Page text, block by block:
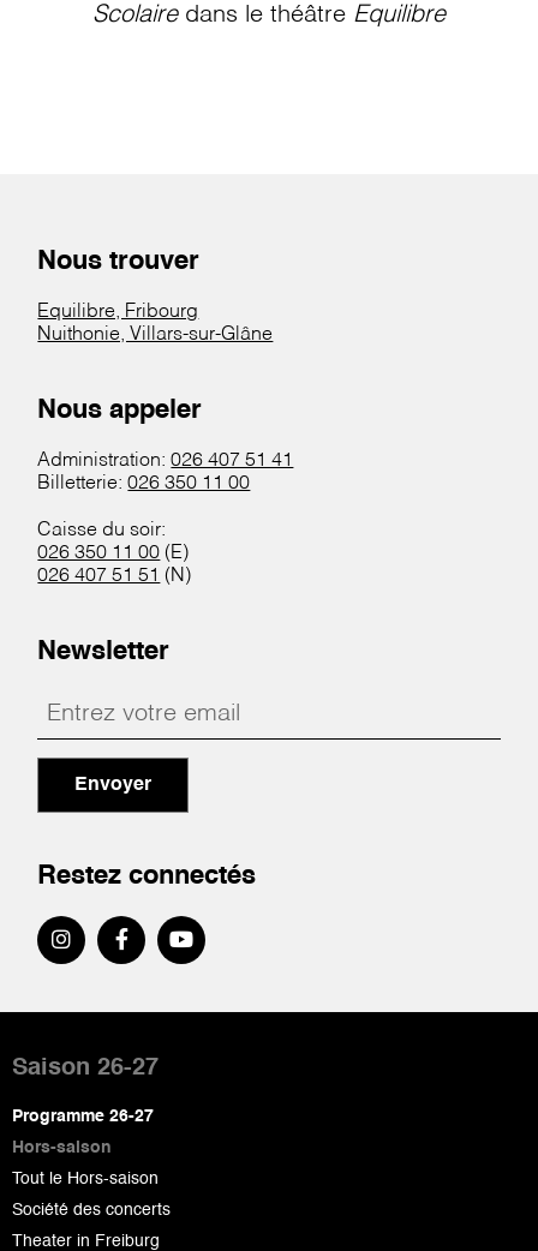
Scolairedans le théâtre Equilibre
Nous trouver
Equilibre, Fribourg
Nuithonie, Villars-sur-Glâne
Nous appeler
Administration:026 407 51 41
Billetterie:026 350 11 00
Caisse du soir:
026 350 11 00 (E)
026 407 51 51 (N)
Newsletter
Envoyer
Restez connectés
de
page
Saison 26-27
Programme 26-27
Hors-saison
Tout le Hors-saison
Société des concerts
Theater in Freiburg